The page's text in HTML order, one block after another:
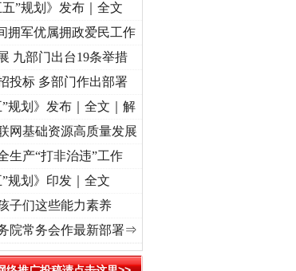
起航处 潮起..·[视频]一首歌的时间，读懂乐至的“诗与远方”
五”规划》发布｜全文
拥军优属拥政爱民工作
九部门出台19条举措
投标 多部门作出部署
”规划》发布｜全文｜解
网基础资源高质量发展
生产“打非治违”工作
”规划》印发｜全文
子们这些能力素养
院常务会作最新部署⇒
后的真相